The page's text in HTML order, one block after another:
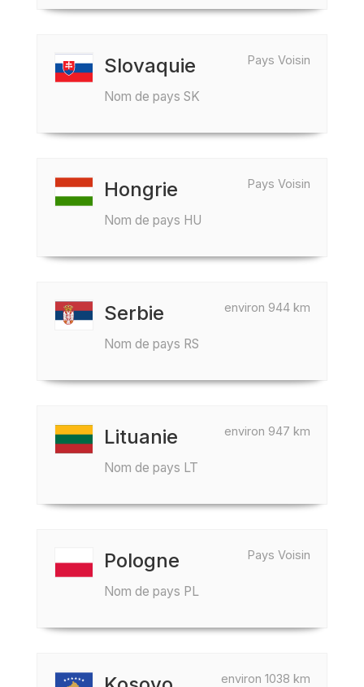
Pays Voisin
Slovaquie
Nom de pays SK
Pays Voisin
Hongrie
Nom de pays HU
environ 944 km
Serbie
Nom de pays RS
environ 947 km
Lituanie
Nom de pays LT
Pays Voisin
Pologne
Nom de pays PL
environ 1038 km